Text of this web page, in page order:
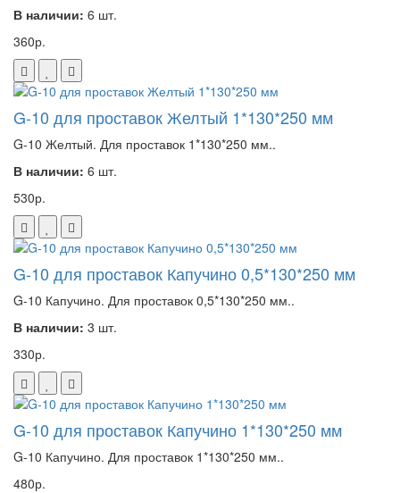
В наличии: 6 шт.
360р.
G-10 для проставок Желтый 1*130*250 мм
G-10 Желтый. Для проставок 1*130*250 мм..
В наличии: 6 шт.
530р.
G-10 для проставок Капучино 0,5*130*250 мм
G-10 Капучино. Для проставок 0,5*130*250 мм..
В наличии: 3 шт.
330р.
G-10 для проставок Капучино 1*130*250 мм
G-10 Капучино. Для проставок 1*130*250 мм..
480р.